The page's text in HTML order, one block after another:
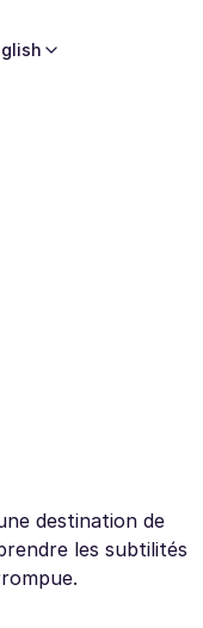
destination de
les subtilités